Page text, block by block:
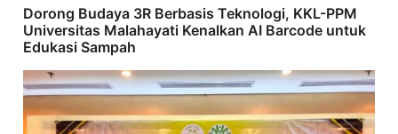
Dorong Budaya 3R Berbasis Teknologi, KKL-PPM
Universitas Malahayati Kenalkan AI Barcode untuk
Edukasi Sampah